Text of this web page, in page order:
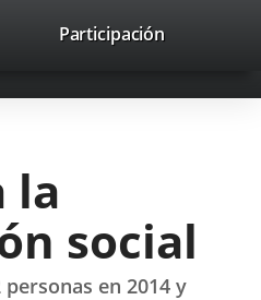
Participación
la
social
en 2014 y